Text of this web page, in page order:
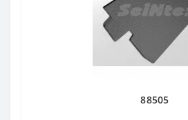
88505